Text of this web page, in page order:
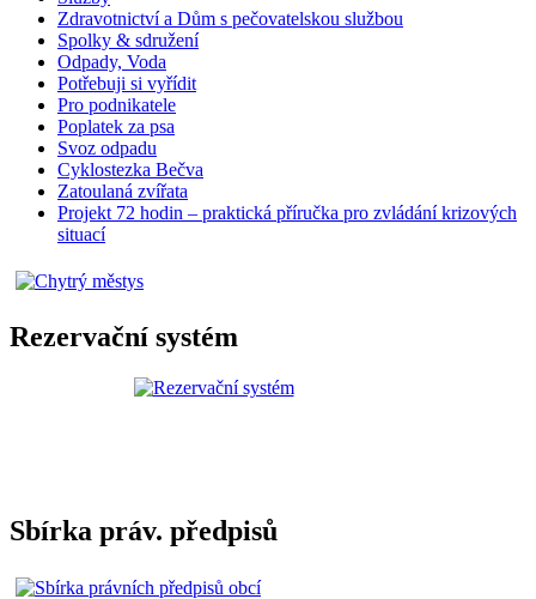
Zdravotnictví a Dům s pečovatelskou službou
Spolky & sdružení
Odpady, Voda
Potřebuji si vyřídit
Pro podnikatele
Poplatek za psa
Svoz odpadu
Cyklostezka Bečva
Zatoulaná zvířata
Projekt 72 hodin – praktická příručka pro zvládání krizových
situací
Rezervační systém
Sbírka práv. předpisů